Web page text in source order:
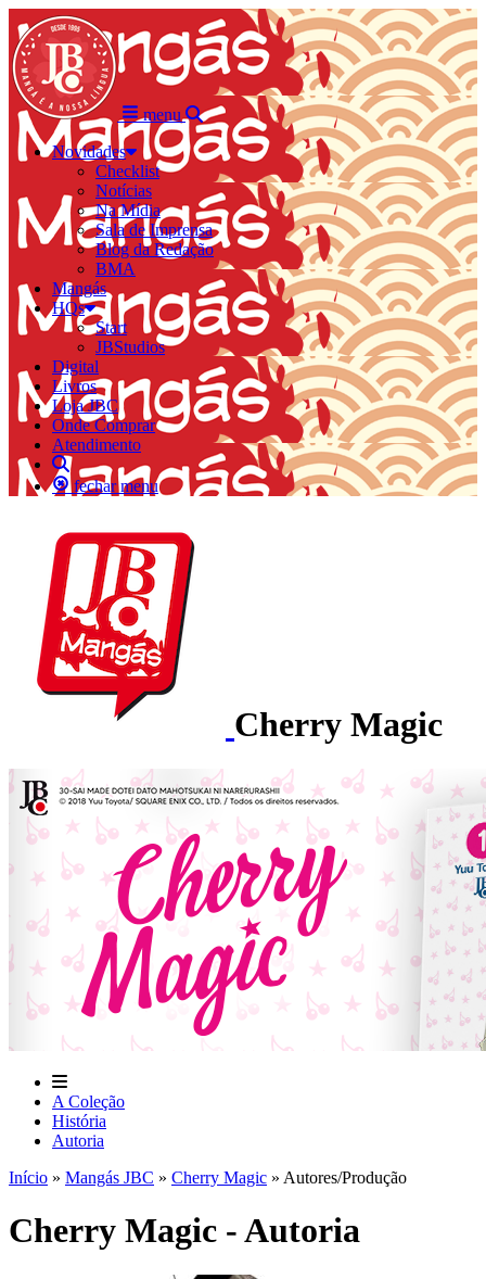
menu
Novidades
Checklist
Notícias
Na Mídia
Sala de Imprensa
Blog da Redação
BMA
Mangás
HQs
Start
JBStudios
Digital
Livros
Loja JBC
Onde Comprar
Atendimento
fechar menu
Cherry Magic
A Coleção
História
Autoria
Início » Mangás JBC » Cherry Magic » Autores/Produção
Cherry Magic - Autoria